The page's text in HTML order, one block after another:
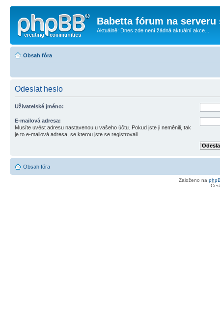
Babetta fórum na serveru
Aktuálně: Dnes zde není žádná aktuální akce...
Obsah fóra
Odeslat heslo
Uživatelské jméno:
E-mailová adresa:
Musíte uvést adresu nastavenou u vašeho účtu. Pokud jste ji neměnili, tak
je to e-mailová adresa, se kterou jste se registrovali.
Obsah fóra
Založeno na